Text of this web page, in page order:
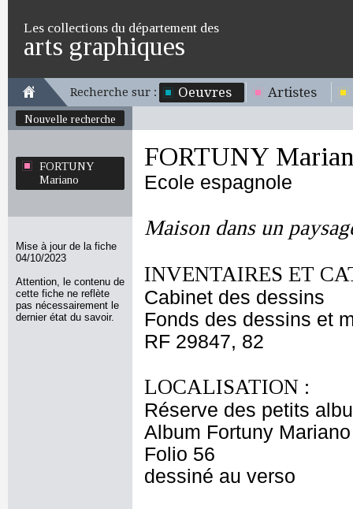
Les collections du département des
arts graphiques
Recherche sur : Oeuvres Artistes
Nouvelle recherche
FORTUNY
Mariano
Mise à jour de la fiche
04/10/2023
Attention, le contenu de
cette fiche ne reflète
pas nécessairement le
dernier état du savoir.
FORTUNY
Ecole espagnole
Maison dans un
INVENTAIRES ET
Cabinet des dessins
Fonds des dessins et
RF 29847, 82
LOCALISATION :
Réserve des petits
Album Fortuny
Folio 56
dessiné au verso